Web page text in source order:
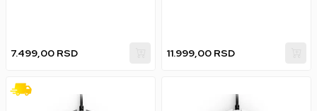
7.499,00 RSD 11.999,00 RSD